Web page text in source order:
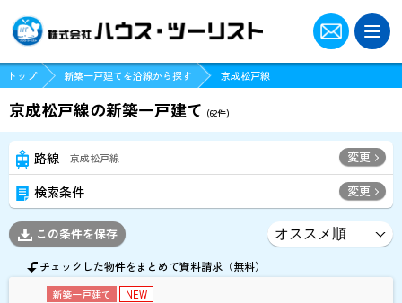
トップ 新築一戸建てを沿線から探す 京成松戸線
京成松戸線の新築一戸建て (62件)
路線 京成松戸線 変更
検索条件 変更
この条件を保存
チェックした物件をまとめて資料請求（無料）
新築一戸建て NEW